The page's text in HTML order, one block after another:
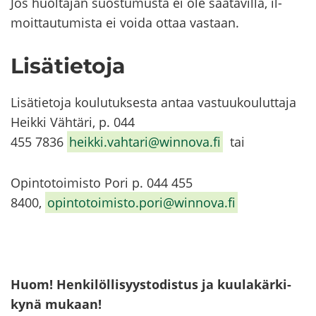
moit­tau­tu­mis­ta ei voida ottaa vas­taan.
Li­sä­tie­to­ja
Li­sä­tie­to­ja kou­lu­tuk­ses­ta antaa vas­tuu­kou­lut­ta­ja
Heik­ki Väh­tä­ri, p. 044
455 7836 heik­ki.vah­ta­ri@winnova.fi tai
Opin­to­toi­mis­to Pori p. 044 455
8400, opin­to­toi­mis­to.pori@winnova.fi
Huom! Hen­ki­löl­li­syys­to­dis­tus ja kuu­la­kär­ki­
ky­nä mu­kaan!